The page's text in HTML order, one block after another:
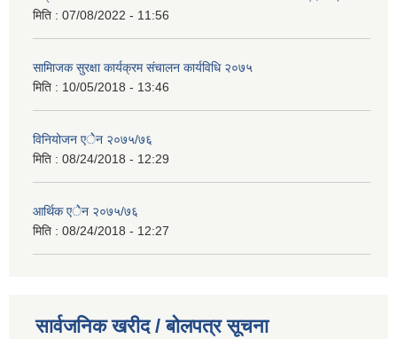
मिति : 07/08/2022 - 11:56
सामािजक सुरक्षा कार्यक्रम संचालन कार्यविधि २०७५
मिति : 10/05/2018 - 13:46
विनियोजन एेेन २०७५/७६
मिति : 08/24/2018 - 12:29
आर्थिक एेेन २०७५/७६
मिति : 08/24/2018 - 12:27
सार्वजनिक खरीद / बोलपत्र सूचना